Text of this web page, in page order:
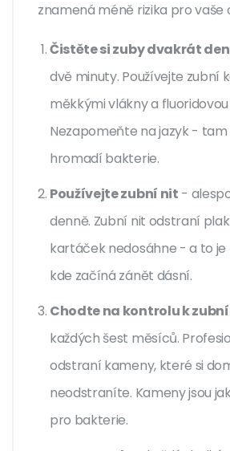
znamená méně rizika pro vaše
Čistěte si zuby dvakrát
dvě minuty. Používejte zubní
měkkými vlákny a
Nezapomeňte na jazyk - tam
hromadí bakterie.
Používejte zubní nit -
denně. Zubní nit odstraní
kartáček nedosáhne - a to
kde začíná zánět dásní.
Chodte na kontrolu k
každých šest měsíců.
odstraní kameny, které si
neodstraníte. Kameny jsou
pro bakterie.